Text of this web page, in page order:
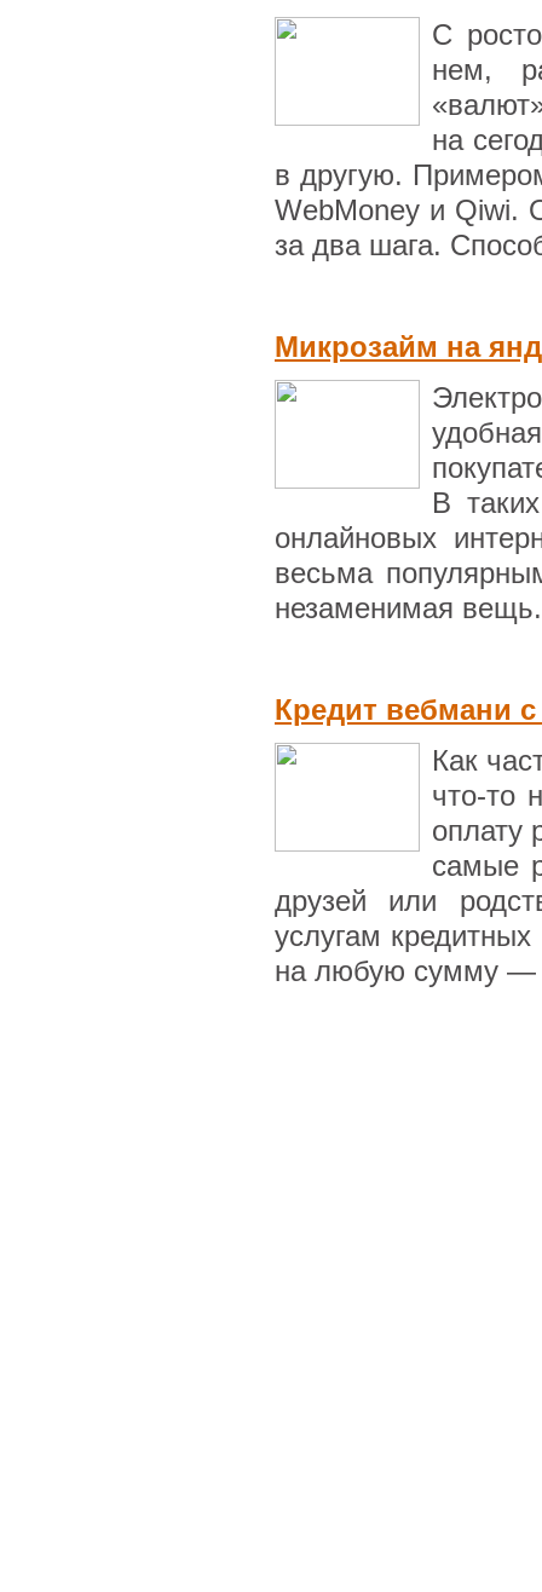
С
нем,
на
в другую.
WebMoney и Qiwi.
за два шага.
Микрозайм на
В
онлайновых
весьма
незаменимая
Кредит вебмани
Как
что-то
оплату
самые
друзей или
услугам
на любую сумму —